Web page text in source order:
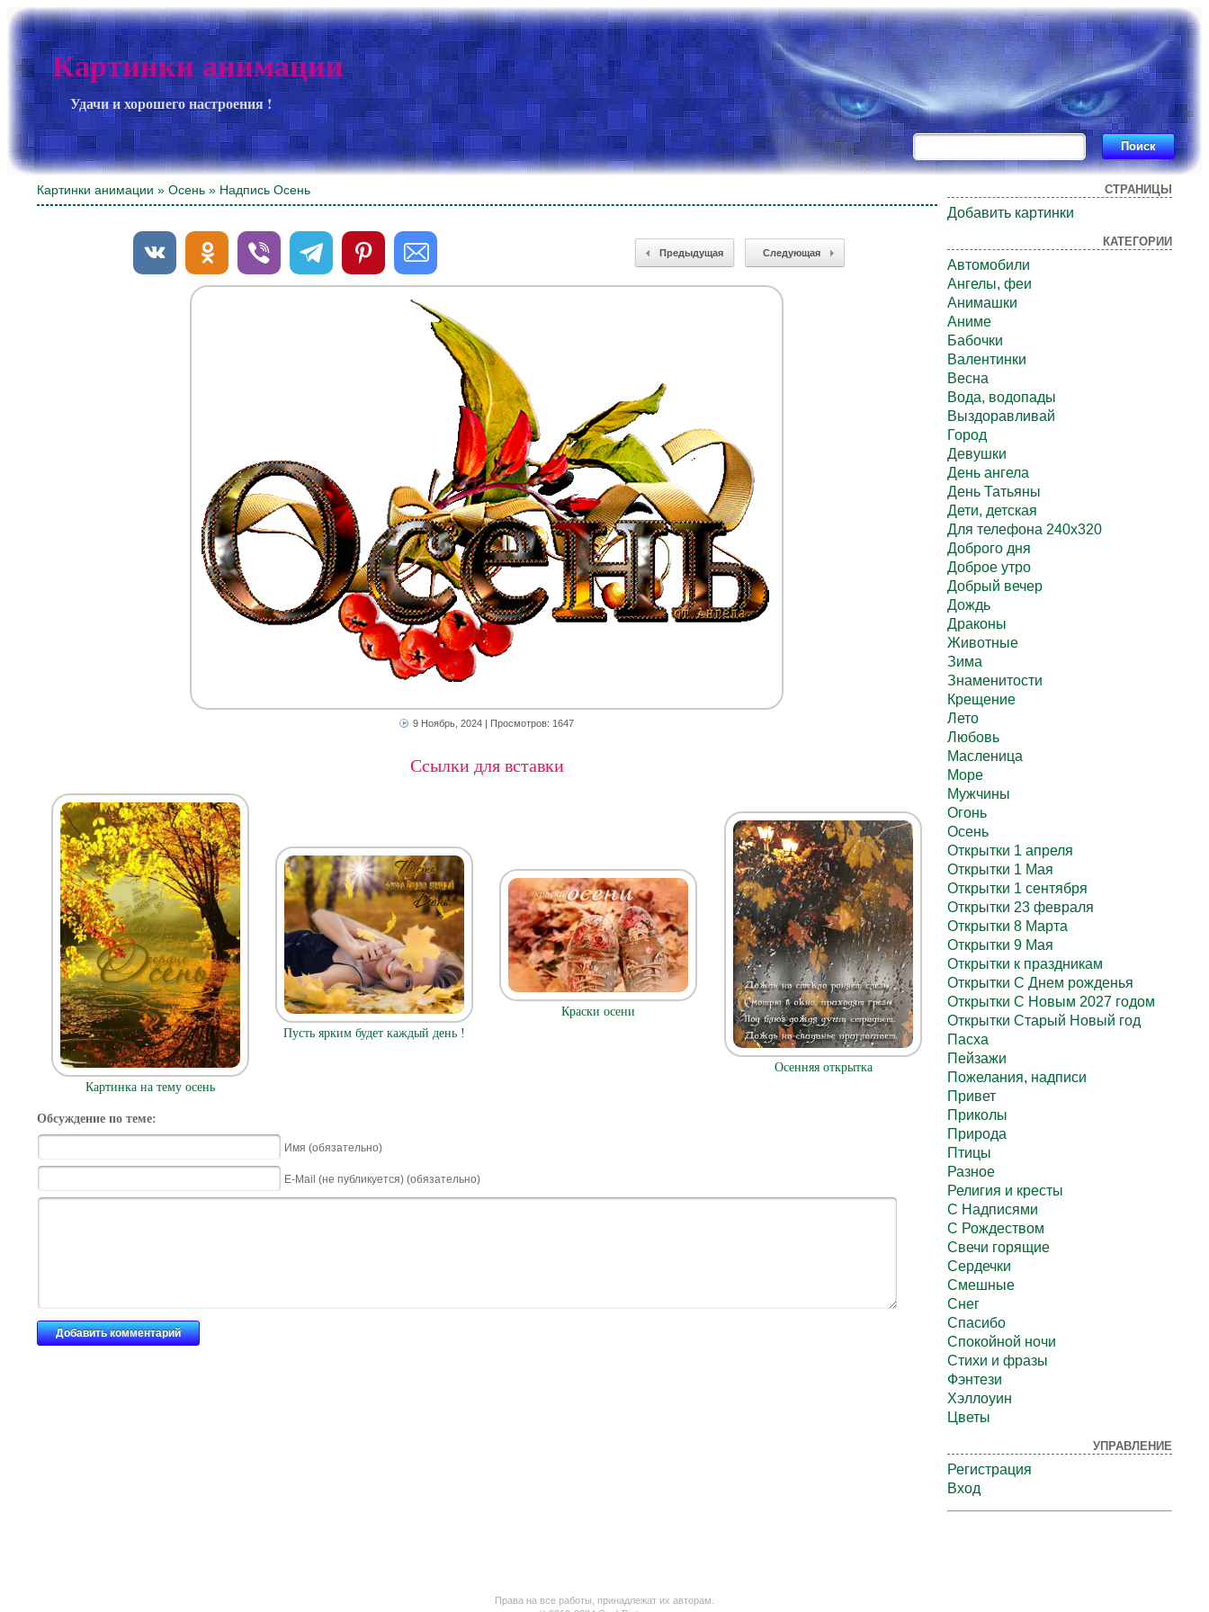
Картинки анимации
Удачи и хорошего настроения !
Картинки анимации »Осень » Надпись Осень
Предыдущая Следующая
9 Ноябрь, 2024 | Просмотров: 1647
Ссылки для вставки
Картинка на тему осень
Пусть ярким будет каждый день !
Краски осени
Осенняя открытка
Обсуждение по теме:
Имя (обязательно)
E-Mail (не публикуется) (обязательно)
СТРАНИЦЫ
Добавить картинки
КАТЕГОРИИ
Автомобили
Ангелы, феи
Анимашки
Аниме
Бабочки
Валентинки
Весна
Вода, водопады
Выздоравливай
Город
Девушки
День ангела
День Татьяны
Дети, детская
Для телефона 240х320
Доброго дня
Доброе утро
Добрый вечер
Дождь
Драконы
Животные
Зима
Знаменитости
Крещение
Лето
Любовь
Масленица
Море
Мужчины
Огонь
Осень
Открытки 1 апреля
Открытки 1 Мая
Открытки 1 сентября
Открытки 23 февраля
Открытки 8 Марта
Открытки 9 Мая
Открытки к праздникам
Открытки С Днем рожденья
Открытки С Новым 2027 годом
Открытки Старый Новый год
Пасха
Пейзажи
Пожелания, надписи
Привет
Приколы
Природа
Птицы
Разное
Религия и кресты
С Надписями
С Рождеством
Свечи горящие
Сердечки
Смешные
Снег
Спасибо
Спокойной ночи
Стихи и фразы
Фэнтези
Хэллоуин
Цветы
УПРАВЛЕНИЕ
Регистрация
Вход
Права на все работы, принадлежат их авторам.